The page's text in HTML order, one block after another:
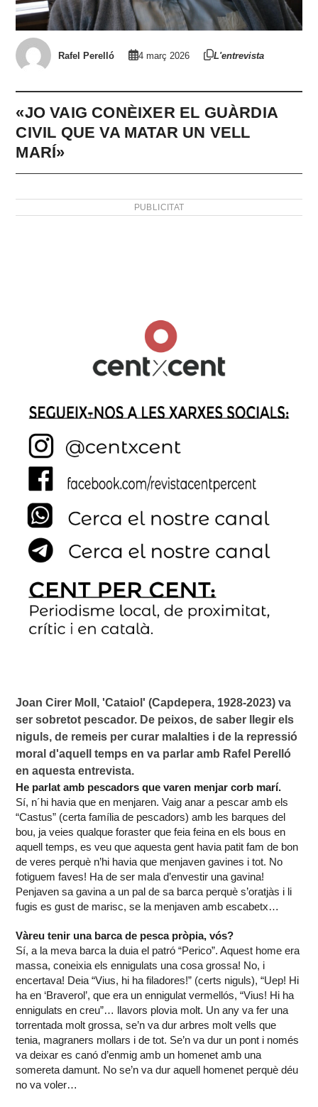
Rafel Perelló 4 març 2026 L'entrevista
«JO VAIG CONÈIXER EL GUÀRDIA
CIVIL QUE VA MATAR UN VELL
MARÍ»
PUBLICITAT
Joan Cirer Moll, 'Cataiol' (Capdepera, 1928-2023) va
ser sobretot pescador. De peixos, de saber llegir els
niguls, de remeis per curar malalties i de la repressió
moral d'aquell temps en va parlar amb Rafel Perelló
en aquesta entrevista.
He parlat amb pescadors que varen menjar corb marí.
Sí, n´hi havia que en menjaren. Vaig anar a pescar amb els
“Castus” (certa família de pescadors) amb les barques del
bou, ja veies qualque foraster que feia feina en els bous en
aquell temps, es veu que aquesta gent havia patit fam de bon
de veres perquè n’hi havia que menjaven gavines i tot. No
fotiguem faves! Ha de ser mala d’envestir una gavina!
Penjaven sa gavina a un pal de sa barca perquè s’oratjàs i li
fugis es gust de marisc, se la menjaven amb escabetx…
Vàreu tenir una barca de pesca pròpia, vós?
Sí, a la meva barca la duia el patró “Perico”. Aquest home era
massa, coneixia els ennigulats una cosa grossa! No, i
encertava! Deia “Vius, hi ha filadores!” (certs niguls), “Uep! Hi
ha en ‘Braverol’, que era un ennigulat vermellós, “Vius! Hi ha
ennigulats en creu”… llavors plovia molt. Un any va fer una
torrentada molt grossa, se’n va dur arbres molt vells que
tenia, magraners mollars i de tot. Se’n va dur un pont i només
va deixar es canó d’enmig amb un homenet amb una
somereta damunt. No se’n va dur aquell homenet perquè déu
no va voler…